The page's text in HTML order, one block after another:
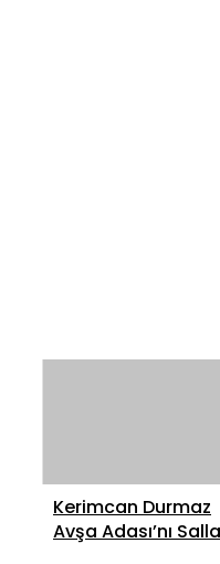
Kerimcan Durmaz
Avşa Adası’nı